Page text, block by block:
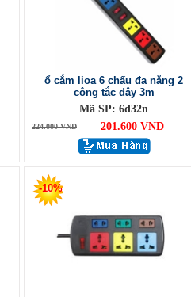
ổ cắm lioa 6 chấu đa năng 2
công tắc dây 3m
Mã SP: 6d32n
224.000 VND 201.600 VND
-10%